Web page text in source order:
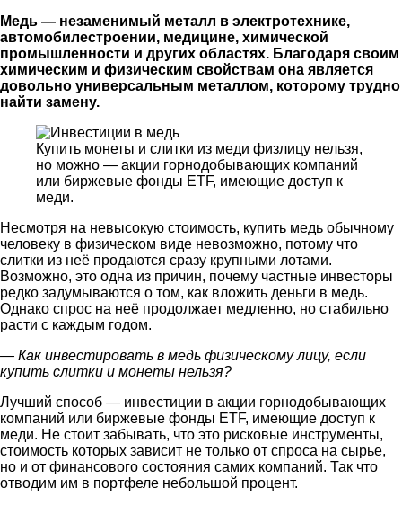
Медь — незаменимый металл в электротехнике,
автомобилестроении, медицине, химической
промышленности и других областях. Благодаря своим
химическим и физическим свойствам она является
довольно универсальным металлом, которому трудно
найти замену.
Купить монеты и слитки из меди физлицу нельзя,
но можно — акции горнодобывающих компаний
или биржевые фонды ETF, имеющие доступ к
меди.
Несмотря на невысокую стоимость, купить медь обычному
человеку в физическом виде невозможно, потому что
слитки из неё продаются сразу крупными лотами.
Возможно, это одна из причин, почему частные инвесторы
редко задумываются о том, как вложить деньги в медь.
Однако спрос на неё продолжает медленно, но стабильно
расти с каждым годом.
— Как инвестировать в медь физическому лицу, если
купить слитки и монеты нельзя?
Лучший способ — инвестиции в акции горнодобывающих
компаний или биржевые фонды ETF, имеющие доступ к
меди. Не стоит забывать, что это рисковые инструменты,
стоимость которых зависит не только от спроса на сырье,
но и от финансового состояния самих компаний. Так что
отводим им в портфеле небольшой процент.